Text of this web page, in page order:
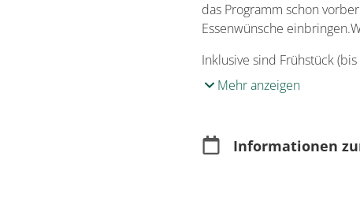
das Programm schon
Essenwünsche
Inklusive sind Frühstück
Mehr anzeigen
Informationen